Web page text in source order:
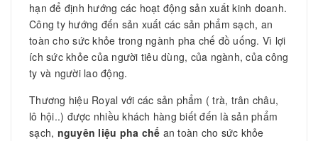
hạn để định hướng các hoạt động sản xuất kinh doanh.
Công ty hướng đến sản xuất các sản phẩm sạch, an
toàn cho sức khỏe trong ngành pha chế đồ uống. Vì lợi
ích sức khỏe của người tiêu dùng, của ngành, của công
ty và người lao động.
Thương hiệu Royal với các sản phẩm ( trà, trân châu,
lô hội..) được nhiều khách hàng biết đến là sản phẩm
sạch, nguyên liệu pha chế an toàn cho sức khỏe